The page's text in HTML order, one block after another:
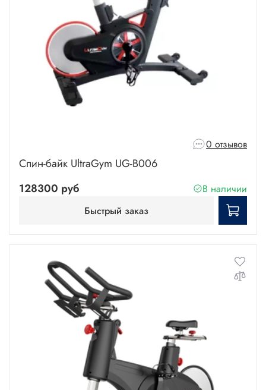
0 отзывов
Спин-байк UltraGym UG-B006
128300 руб
В наличии
Быстрый заказ